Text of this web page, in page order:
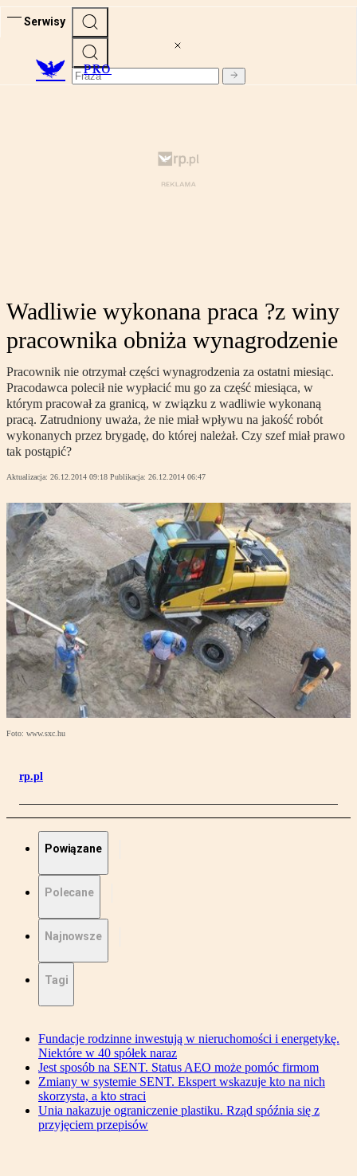
Serwisy
PRO
Wadliwie wykonana praca ?z winy
pracownika obniża wynagrodzenie
Pracownik nie otrzymał części wynagrodzenia za ostatni miesiąc.
Pracodawca polecił nie wypłacić mu go za część miesiąca, w
którym pracował za granicą, w związku z wadliwie wykonaną
pracą. Zatrudniony uważa, że nie miał wpływu na jakość robót
wykonanych przez brygadę, do której należał. Czy szef miał prawo
tak postąpić?
Aktualizacja: 26.12.2014 09:18 Publikacja: 26.12.2014 06:47
Foto: www.sxc.hu
rp.pl
Powiązane
Polecane
Najnowsze
Tagi
Fundacje rodzinne inwestują w nieruchomości i energetykę.
Niektóre w 40 spółek naraz
Jest sposób na SENT. Status AEO może pomóc firmom
Zmiany w systemie SENT. Ekspert wskazuje kto na nich
skorzysta, a kto straci
Unia nakazuje ograniczenie plastiku. Rząd spóźnia się z
przyjęciem przepisów